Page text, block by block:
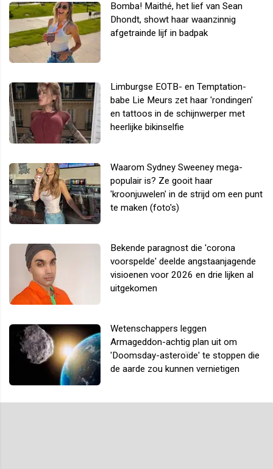
Bomba! Maithé, het lief van Sean
Dhondt, showt haar waanzinnig
afgetrainde lijf in badpak
Limburgse EOTB- en Temptation-
babe Lie Meurs zet haar 'rondingen'
en tattoos in de schijnwerper met
heerlijke bikinselfie
Waarom Sydney Sweeney mega-
populair is? Ze gooit haar
'kroonjuwelen' in de strijd om een punt
te maken (foto's)
Bekende paragnost die 'corona
voorspelde' deelde angstaanjagende
visioenen voor 2026 en drie lijken al
uitgekomen
Wetenschappers leggen
Armageddon-achtig plan uit om
'Doomsday-asteroïde' te stoppen die
de aarde zou kunnen vernietigen